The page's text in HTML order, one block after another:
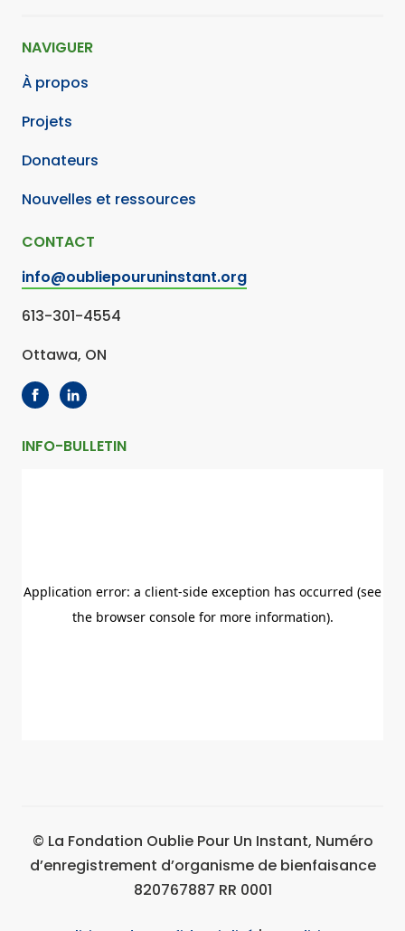
NAVIGUER
À propos
Projets
Donateurs
Nouvelles et ressources
CONTACT
info@oubliepouruninstant.org
613-301-4554
Ottawa, ON
INFO-BULLETIN
© La Fondation Oublie Pour Un Instant, Numéro
d’enregistrement d’organisme de bienfaisance
820767887 RR 0001